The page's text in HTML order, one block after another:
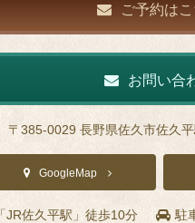
ご予約は
お問い合
〒385-0029 長野県佐久市佐久
GoogleMap
「JR佐久平駅」徒歩10分 駐